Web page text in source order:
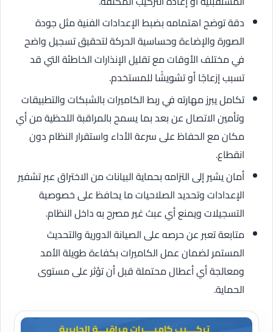
دقة توضح اهتمامه بضبط الإعدادات الفنية مثل جودة
الصورة والإضاءة وحساسية الحركة لتحقيق تسجيل واضح
في مختلف الأوقات مع تقليل الإنذارات الخاطئة التي قد
تسبب إزعاجًا أو تشويشًا للمستخدم.
تكامل يبرز مهارته في ربط الكاميرات بالشبكات والتطبيقات
وتأمين الاتصال عن بعد بما يسمح بالمراقبة اللحظية من أي
مكان مع الحفاظ على سرعة الأداء واستقرار النظام دون
انقطاع.
أمان يشير إلى التزامه بحماية البيانات من الاختراق عبر تشفير
الإعدادات وتحديد الصلاحيات ما يحافظ على خصوصية
التسجيلات ويمنع أي عبث غير مصرح به داخل النظام.
متابعة تعبر عن حرصه على الصيانة الدورية والتحديث
المستمر لضمان عمل الكاميرات بكفاءة طويلة الأمد
ومعالجة أي أعطال محتملة قبل أن تؤثر على مستوى
الحماية.